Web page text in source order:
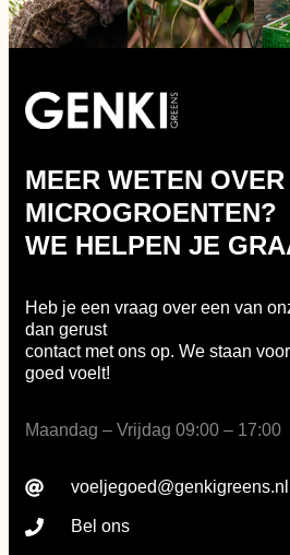
MEER WETEN
MICROGROENTEN?
WE HELPEN JE
Heb je een vraag over een van
dan gerust
contact met ons op. We staan
goed voelt!
Maandag – Vrijdag 09:00 – 17:00
voeljegoed@genkigreens.nl
Bel ons